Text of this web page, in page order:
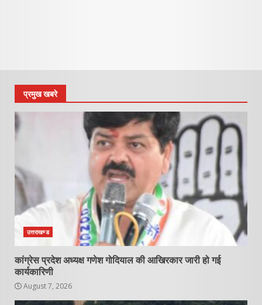
प्रमुख खबरे
उत्तराखण्ड
कांग्रेस प्रदेश अध्यक्ष गणेश गोदियाल की आखिरकार जारी हो गई
कार्यकारिणी
August 7, 2026